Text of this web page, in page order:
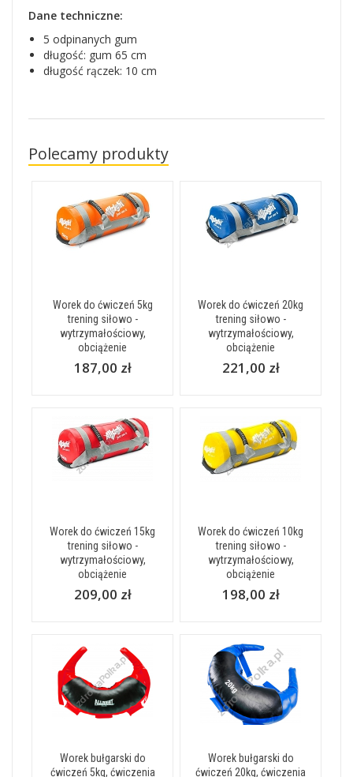
Dane techniczne:
5 odpinanych gum
długość: gum 65 cm
długość rączek: 10 cm
Polecamy produkty
Worek do ćwiczeń 5kg
trening siłowo -
wytrzymałościowy,
obciążenie
187,00 zł
Worek do ćwiczeń 20kg
trening siłowo -
wytrzymałościowy,
obciążenie
221,00 zł
Worek do ćwiczeń 15kg
trening siłowo -
wytrzymałościowy,
obciążenie
209,00 zł
Worek do ćwiczeń 10kg
trening siłowo -
wytrzymałościowy,
obciążenie
198,00 zł
Worek bułgarski do
ćwiczeń 5kg, ćwiczenia
Worek bułgarski do
ćwiczeń 20kg, ćwiczenia